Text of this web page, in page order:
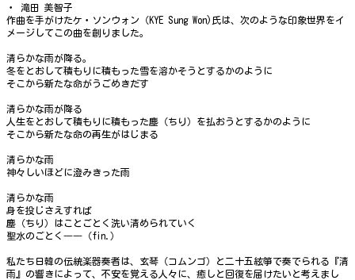
・ 滝田 美智子
作曲を手がけたケ・ソンウォン（KYE Sung Won)氏は、次のような印象世界をイ
メージしてこの曲を創りました。
清らかな雨が降る。
冬をとおして積もりに積もった雪を溶かそうとするかのように
そこから新たな命がうごめきだす
清らかな雨が降る
人生をとおして積もりに積もった塵（ちり）を払おうとするかのように
そこから新たな命の再生がはじまる
清らかな雨
神々しいほどに澄みきった雨
清らかな雨
身を投じさえすれば
塵（ちり）はことごとく洗い清められていく
聖水のごとく――（fin.）
私たち日韓の伝統楽器奏者は、玄琴（コムンゴ）と二十五絃箏で奏でられる『清
雨』の響きによって、不安を覚える人々に、癒しと回復を届けたいと考えまし